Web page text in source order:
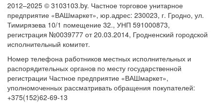
2012–2025 © 3103103.by. Частное торговое унитарное
предприятие «ВАШмаркет», юр.адрес: 230023, г. Гродно, ул.
Тимирязева 10/1 помещение 32., УНП 591000873,
регистрация №0039777 от 20.03.2014, Гродненский городской
исполнительный комитет.
Номер телефона работников местных исполнительных и
распорядительных органов по месту государственной
регистрации Частное предприятие «ВАШмаркет»,
уполномоченных рассматривать обращения покупателей:
+375(152)62-69-13